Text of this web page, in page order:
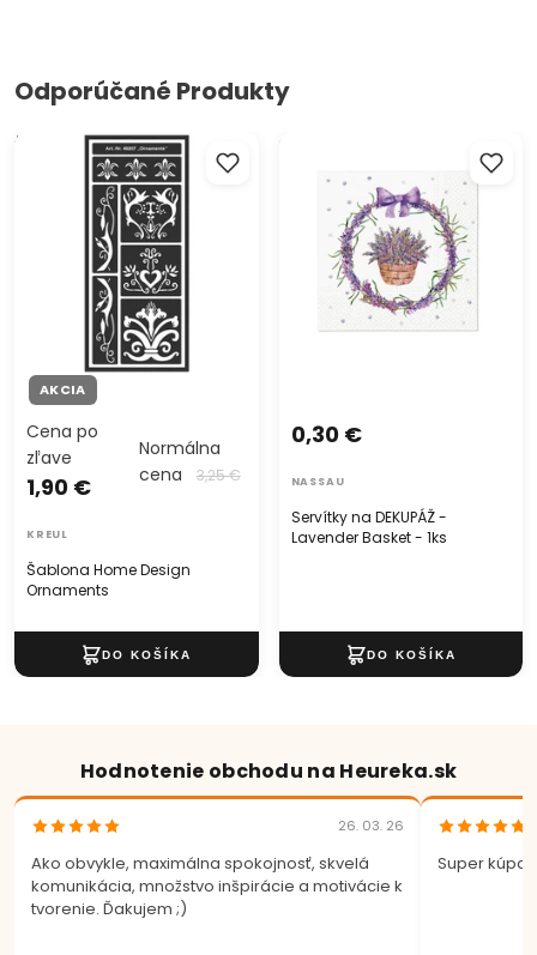
Odporúčané Produkty
Šablona Home Design
Ornaments
AKCIA
Šablona Home Design
Ornaments
Cena po
zľave
1,90 €
Normálna
cena
3,25 €
KREUL
Servítky na DEKUPÁŽ -
Lavender Basket - 1ks
Servítky na DEKUPÁŽ -
Lavender Basket - 1ks
0,30 €
NASSAU
Hodnotenie obchodu na Heureka.sk
26. 03. 26
Ako obvykle, maximálna spokojnosť, skvelá
komunikácia, množstvo inšpirácie a motivácie k
tvorenie. Ďakujem ;)
Super